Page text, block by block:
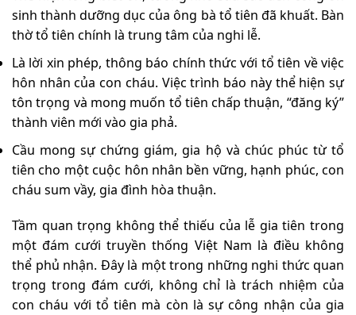
sinh thành dưỡng dục của ông bà tổ tiên đã khuất. Bàn
thờ tổ tiên chính là trung tâm của nghi lễ.
Là lời xin phép, thông báo chính thức với tổ tiên về việc
hôn nhân của con cháu. Việc trình báo này thể hiện sự
tôn trọng và mong muốn tổ tiên chấp thuận, “đăng ký”
thành viên mới vào gia phả.
Cầu mong sự chứng giám, gia hộ và chúc phúc từ tổ
tiên cho một cuộc hôn nhân bền vững, hạnh phúc, con
cháu sum vầy, gia đình hòa thuận.
Tầm quan trọng không thể thiếu của lễ gia tiên trong
một đám cưới truyền thống Việt Nam là điều không
thể phủ nhận. Đây là một trong những nghi thức quan
trọng trong đám cưới, không chỉ là trách nhiệm của
con cháu với tổ tiên mà còn là sự công nhận của gia